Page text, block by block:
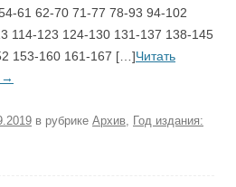
61 62-70 71-77 78-93 94-102
114-123 124-130 131-137 138-145
153-160 161-167 […]Читать
→
в рубрике Архив Год издания: